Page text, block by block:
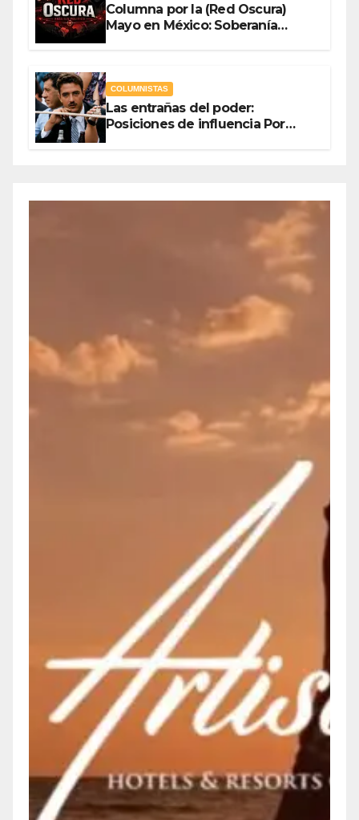
Columna por la (Red Oscura)
Mayo en México: Soberanía
COLUMNISTAS
Las entrañas del poder:
Posiciones de influencia Por